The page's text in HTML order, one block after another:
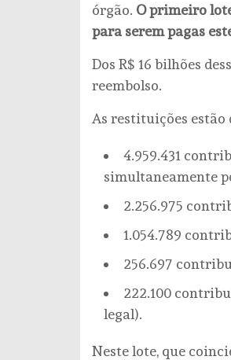
órgão. O primeiro
para serem pagas
Dos R$ 16 bilhões
reembolso.
As restituições
4.959.431
simultaneamente
2.256.975
1.054.789
256.697
222.100
legal).
Neste lote, que